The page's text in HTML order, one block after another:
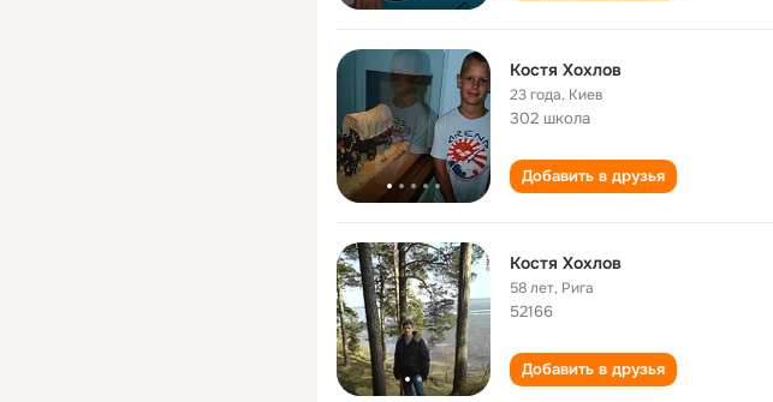
Костя Хохлов
23 года, Киев
302 школа
Добавить в друзья
Костя Хохлов
58 лет, Рига
52166
Добавить в друзья